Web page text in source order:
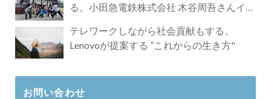
る。小田急電鉄株式会社 木谷周吾さんイン
テレワークしながら社会貢献もする。
Lenovoが提案する ”これからの生き方"
お問い合わせ